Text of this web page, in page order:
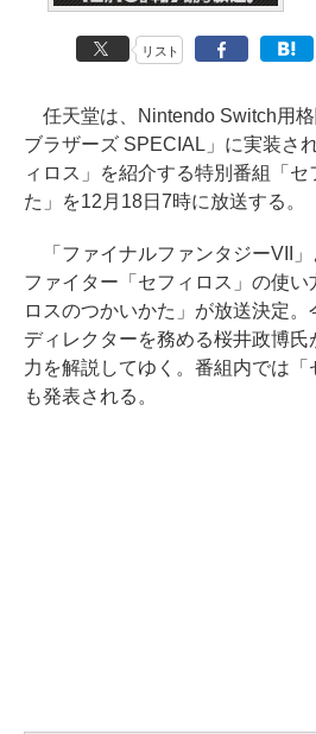
リスト
任天堂は、Nintendo Switch用格
ブラザーズ SPECIAL」に実装さ
ィロス」を紹介する特別番組「
た」を12月18日7時に放送する。
「ファイナルファンタジーVII
ファイター「セフィロス」の使い
ロスのつかいかた」が放送決定
ディレクターを務める桜井政博
力を解説してゆく。番組内では「
も発表される。